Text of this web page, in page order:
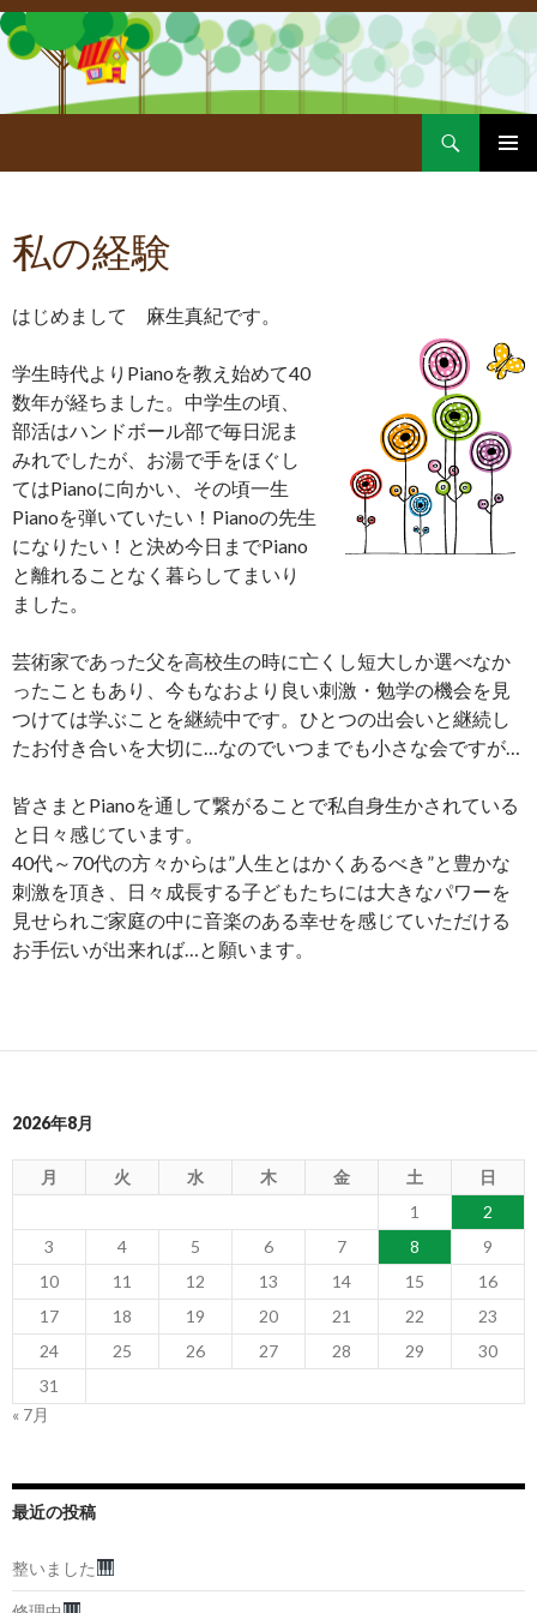
私の経験
はじめまして 麻生真紀です。
学生時代よりPianoを教え始めて40
数年が経ちました。中学生の頃、
部活はハンドボール部で毎日泥ま
みれでしたが、お湯で手をほぐし
てはPianoに向かい、その頃一生
Pianoを弾いていたい！Pianoの先生
になりたい！と決め今日までPiano
と離れることなく暮らしてまいり
ました。
芸術家であった父を高校生の時に亡くし短大しか選べなか
ったこともあり、今もなおより良い刺激・勉学の機会を見
つけては学ぶことを継続中です。ひとつの出会いと継続し
たお付き合いを大切に…なのでいつまでも小さな会ですが…
皆さまとPianoを通して繋がることで私自身生かされている
と日々感じています。
40代～70代の方々からは”人生とはかくあるべき”と豊かな
刺激を頂き、日々成長する子どもたちには大きなパワーを
見せられご家庭の中に音楽のある幸せを感じていただける
お手伝いが出来れば…と願います。
2026年8月
月 火 水 木 金 土
日
1
2
3
4 5 6 7 8
9
10
11 12 13 14 15
16
17
18 19 20 21 22
23
24
25 26 27 28 29
30
31
« 7月
最近の投稿
整いました